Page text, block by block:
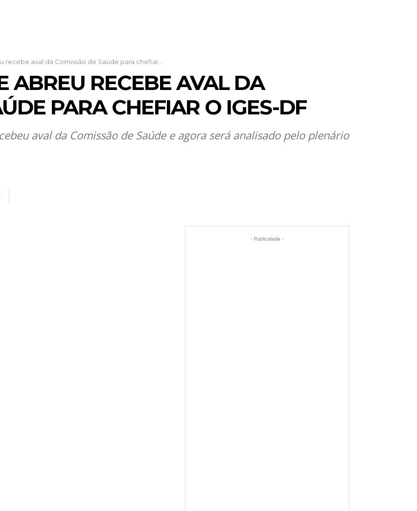
recebe aval da Comissão de Saúde para chefiar...
ABREU RECEBE AVAL DA
PARA CHEFIAR O IGES-DF
aval da Comissão de Saúde e agora será analisado pelo plenário
- Publicidade -